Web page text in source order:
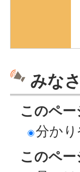
みな
このペ
分か
このペ